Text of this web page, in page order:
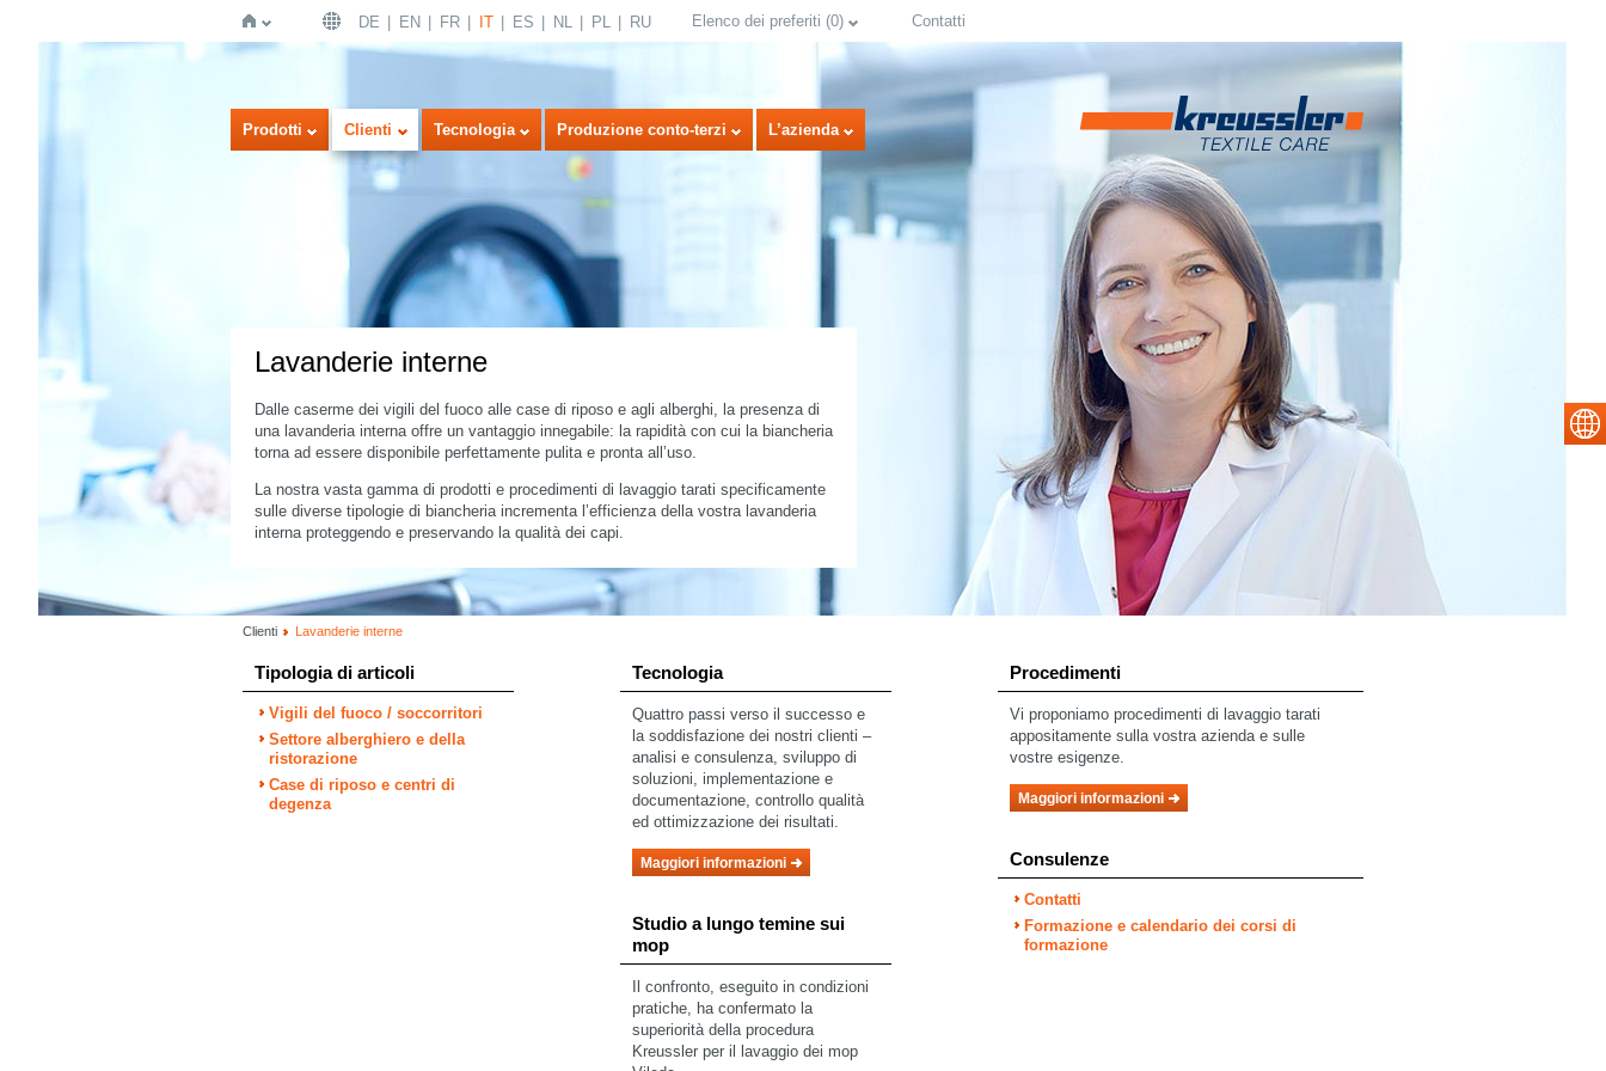
Home
DE EN FR IT ES NL PL RU Elenco dei preferiti (0) Contatti
Prodotti Clienti Tecnologia Produzione conto-terzi L’azienda
Lavanderie interne
Dalle caserme dei vigili del fuoco alle case di riposo e agli alberghi, la presenza di
una lavanderia interna offre un vantaggio innegabile: la rapidità con cui la biancheria
torna ad essere disponibile perfettamente pulita e pronta all’uso.
La nostra vasta gamma di prodotti e procedimenti di lavaggio tarati specificamente
sulle diverse tipologie di biancheria incrementa l’efficienza della vostra lavanderia
interna proteggendo e preservando la qualità dei capi.
Clienti Lavanderie interne
Tipologia di articoli
Vigili del fuoco / soccorritori
Settore alberghiero e della
ristorazione
Case di riposo e centri di
degenza
Tecnologia
Quattro passi verso il successo e
la soddisfazione dei nostri clienti –
analisi e consulenza, sviluppo di
soluzioni, implementazione e
documentazione, controllo qualità
ed ottimizzazione dei risultati.
Maggiori informazioni
Studio a lungo temine sui
mop
Il confronto, eseguito in condizioni
pratiche, ha confermato la
superiorità della procedura
Kreussler per il lavaggio dei mop
Procedimenti
Vi proponiamo procedimenti di lavaggio tarati
appositamente sulla vostra azienda e sulle
vostre esigenze.
Maggiori informazioni
Consulenze
Contatti
Formazione e calendario dei corsi di
formazione